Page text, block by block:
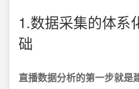
1.数据采集的体系
础
直播数据分析的第一步就是